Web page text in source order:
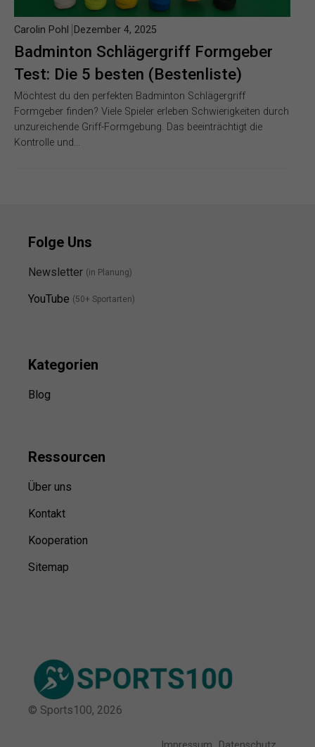
Badminton Schlägergriff Formgeber
Test: Die 5 besten (Bestenliste)
Carolin Pohl Dezember 4, 2025
Möchtest du den perfekten Badminton Schlägergriff
Formgeber finden? Viele Spieler erleben Schwierigkeiten durch
unzureichende Griff-Formgebung. Das beeinträchtigt die
Kontrolle und…
Folge Uns
Newsletter (in Planung)
YouTube (50+ Sportarten)
Kategorien
Blog
Ressourcen
Über uns
Kontakt
Kooperation
Sitemap
© Sports100, 2026